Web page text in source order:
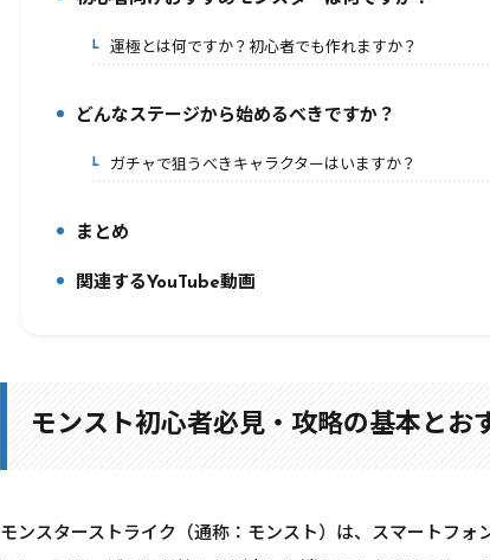
7-1.運極とは何ですか？初心者でも作れますか？
8.
どんなステージから始めるべきですか？
8-1.ガチャで狙うべきキャラクターはいますか？
9.
まとめ
10.
関連するYouTube動画
モンスト初心者必見・攻略の基本とお
モンスターストライク（通称：モンスト）は、スマートフォ